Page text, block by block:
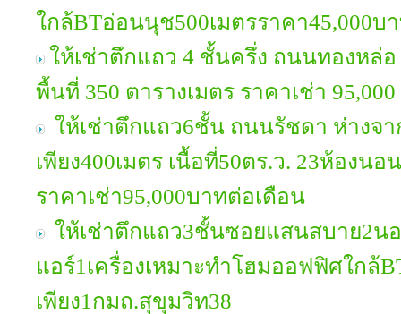
ใกล้BTอ่อนนุช500เมตรราคา45,000บ
ให้เช่าตึกแถว 4 ชั้นครึ่ง ถนนทองหล่อ
พื้นที่ 350 ตารางเมตร ราคาเช่า
ให้เช่าตึกแถว6ชั้น ถนนรัชดา ห่างจา
เพียง400เมตร เนื้อที่50ตร.ว. 23ห้องน
ราคาเช่า95,000บาทต่อเดือน
ให้เช่าตึกแถว3ชั้นซอยแสนสบาย2น
แอร์1เครื่องเหมาะทำโฮมออฟฟิศใกล้
เพียง1กมถ.สุขุมวิท38